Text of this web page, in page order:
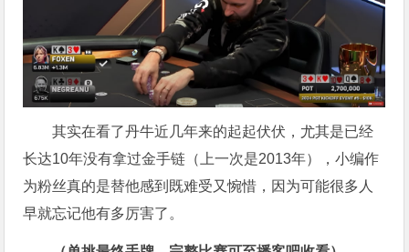
其实在看了丹牛近几年来的起起伏伏，尤其是已经
长达10年没有拿过金手链（上一次是2013年），小编作
为粉丝真的是替他感到既难受又惋惜，因为可能很多人
早就忘记他有多厉害了。